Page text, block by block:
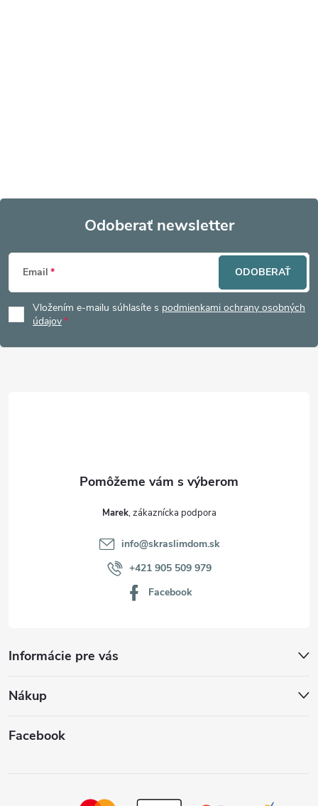
Z
á
p
Odoberať newsletter
Email
Vložením e-mailu súhlasíte s podmienkami ochrany osobných
údajov
ODOBERAŤ
Informácie pre vás
Nákup
Marek
info@skraslimdom.sk
+421 905 509 979
Facebook
Facebook